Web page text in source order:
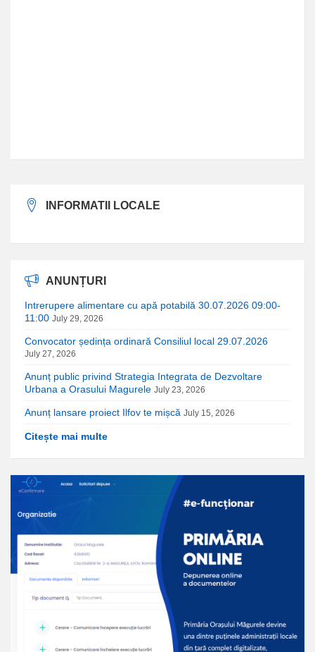
INFORMATII LOCALE
ANUNȚURI
Intrerupere alimentare cu apă potabilă 30.07.2026 09:00-
11:00 July 29, 2026
Convocator ședința ordinară Consiliul local 29.07.2026
July 27, 2026
Anunț public privind Strategia Integrata de Dezvoltare
Urbana a Orasului Magurele July 23, 2026
Anunț lansare proiect Ilfov te mișcă July 15, 2026
Citește mai multe